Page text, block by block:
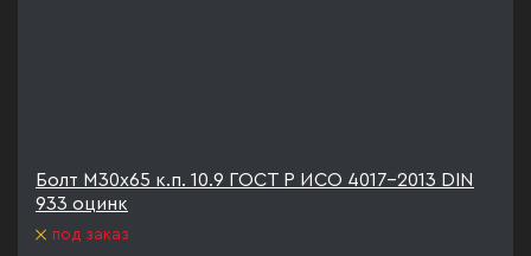
Болт М30х65 к.п. 10.9 ГОСТ Р ИСО 4017-2013 DIN
933 оцинк
под заказ